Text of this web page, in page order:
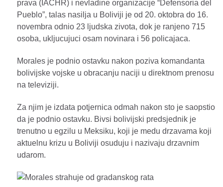
prava (IACHR) i nevladine organizacije “Defensoria del
Pueblo”, talas nasilja u Boliviji je od 20. oktobra do 16.
novembra odnio 23 ljudska zivota, dok je ranjeno 715
osoba, ukljucujuci osam novinara i 56 policajaca.
Morales je podnio ostavku nakon poziva komandanta
bolivijske vojske u obracanju naciji u direktnom prenosu
na televiziji.
Za njim je izdata potjernica odmah nakon sto je saopstio
da je podnio ostavku. Bivsi bolivijski predsjednik je
trenutno u egzilu u Meksiku, koji je medu drzavama koji
aktuelnu krizu u Boliviji osuduju i nazivaju drzavnim
udarom.